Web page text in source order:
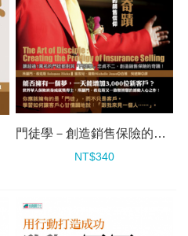
門徒學－創造銷售保險的奇蹟
NT$340